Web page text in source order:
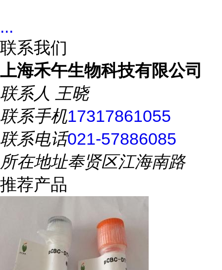
...
联系我们
上海禾午生物科技有限公司
联系人 王晓
联系手机17317861055
联系电话021-57886085
所在地址奉贤区江海南路
推荐产品